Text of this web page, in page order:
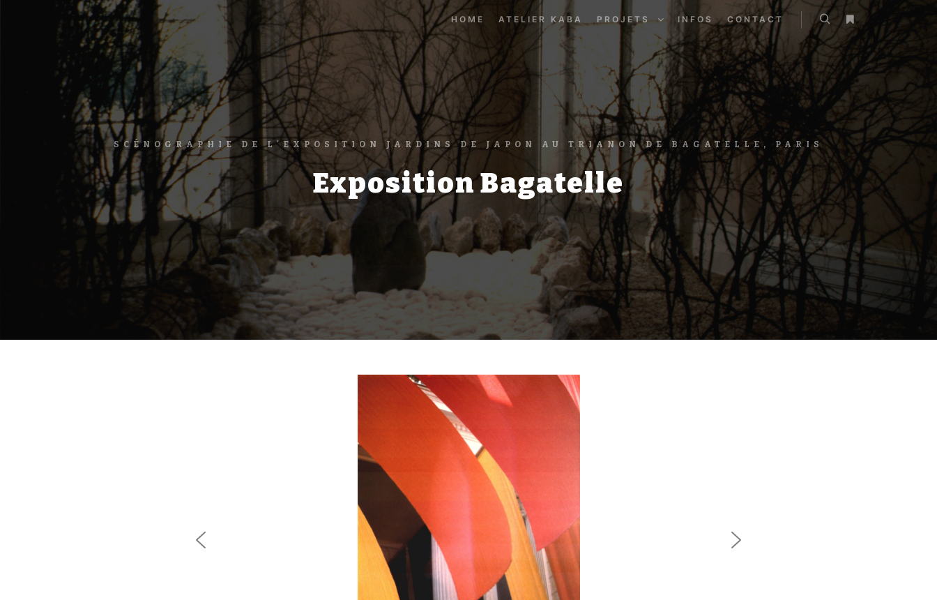
HOME ATELIER KABA PROJETS INFOS CONTACT
SCÉNOGRAPHIE DE L'EXPOSITION JARDINS DE JAPON AU TRIANON DE BAGATELLE, PARIS
Exposition Bagatelle